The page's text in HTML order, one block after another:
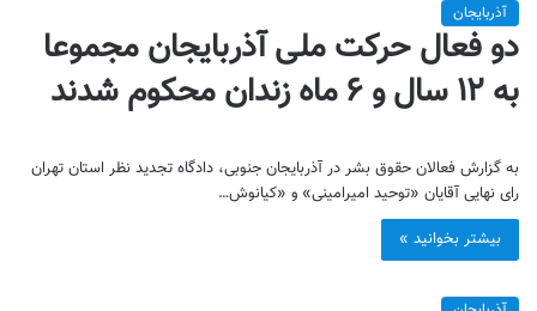
آذربایجان
دو فعال حرکت ملی آذربایجان مجموعا
به ۱۲ سال و ۶ ماه زندان محکوم شدند
به گزارش فعالان حقوق بشر در آذربایجان جنوبی، دادگاه تجدید نظر استان تهران
رای نهایی آقایان «توحید امیرامینی» و «کیانوش…
بیشتر بخوانید »